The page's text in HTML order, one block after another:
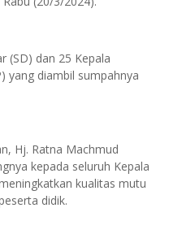
(SD) dan 25 Kepala
yang diambil sumpahnya
Hj. Ratna Machmud
kepada seluruh Kepala
kualitas mutu
didik.